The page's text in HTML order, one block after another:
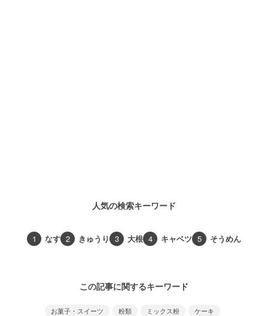
人気の検索キーワード
1 なす 2 きゅうり 3 大根 4 キャベツ 5 そうめん
この記事に関するキーワード
お菓子・スイーツ 粉類 ミックス粉
ケーキ